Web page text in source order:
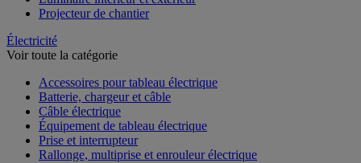
Projecteur de chantier
Électricité
Voir toute la catégorie
Accessoires pour tableau électrique
Batterie, chargeur et câble
Câble électrique
Équipement de tableau électrique
Prise et interrupteur
Rallonge, multiprise et enrouleur électrique